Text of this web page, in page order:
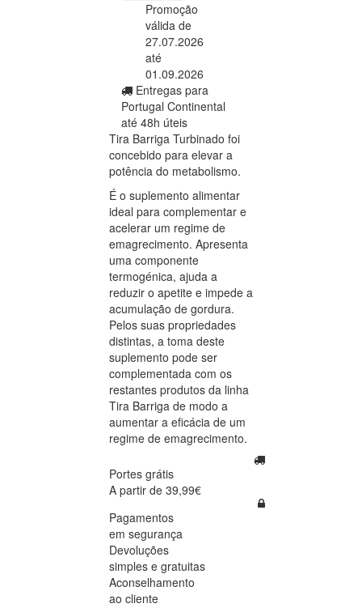
Promoção
válida de
27.07.2026
até
01.09.2026
Entregas para
Portugal Continental
até 48h úteis
Tira Barriga Turbinado foi
concebido para elevar a
potência do metabolismo.
É o suplemento alimentar
ideal para complementar e
acelerar um regime de
emagrecimento. Apresenta
uma componente
termogénica, ajuda a
reduzir o apetite e impede a
acumulação de gordura.
Pelos suas propriedades
distintas, a toma deste
suplemento pode ser
complementada com os
restantes produtos da linha
Tira Barriga de modo a
aumentar a eficácia de um
regime de emagrecimento.
Portes grátis
A partir de 39,99€
Pagamentos
em segurança
Devoluções
simples e gratuitas
Aconselhamento
ao cliente